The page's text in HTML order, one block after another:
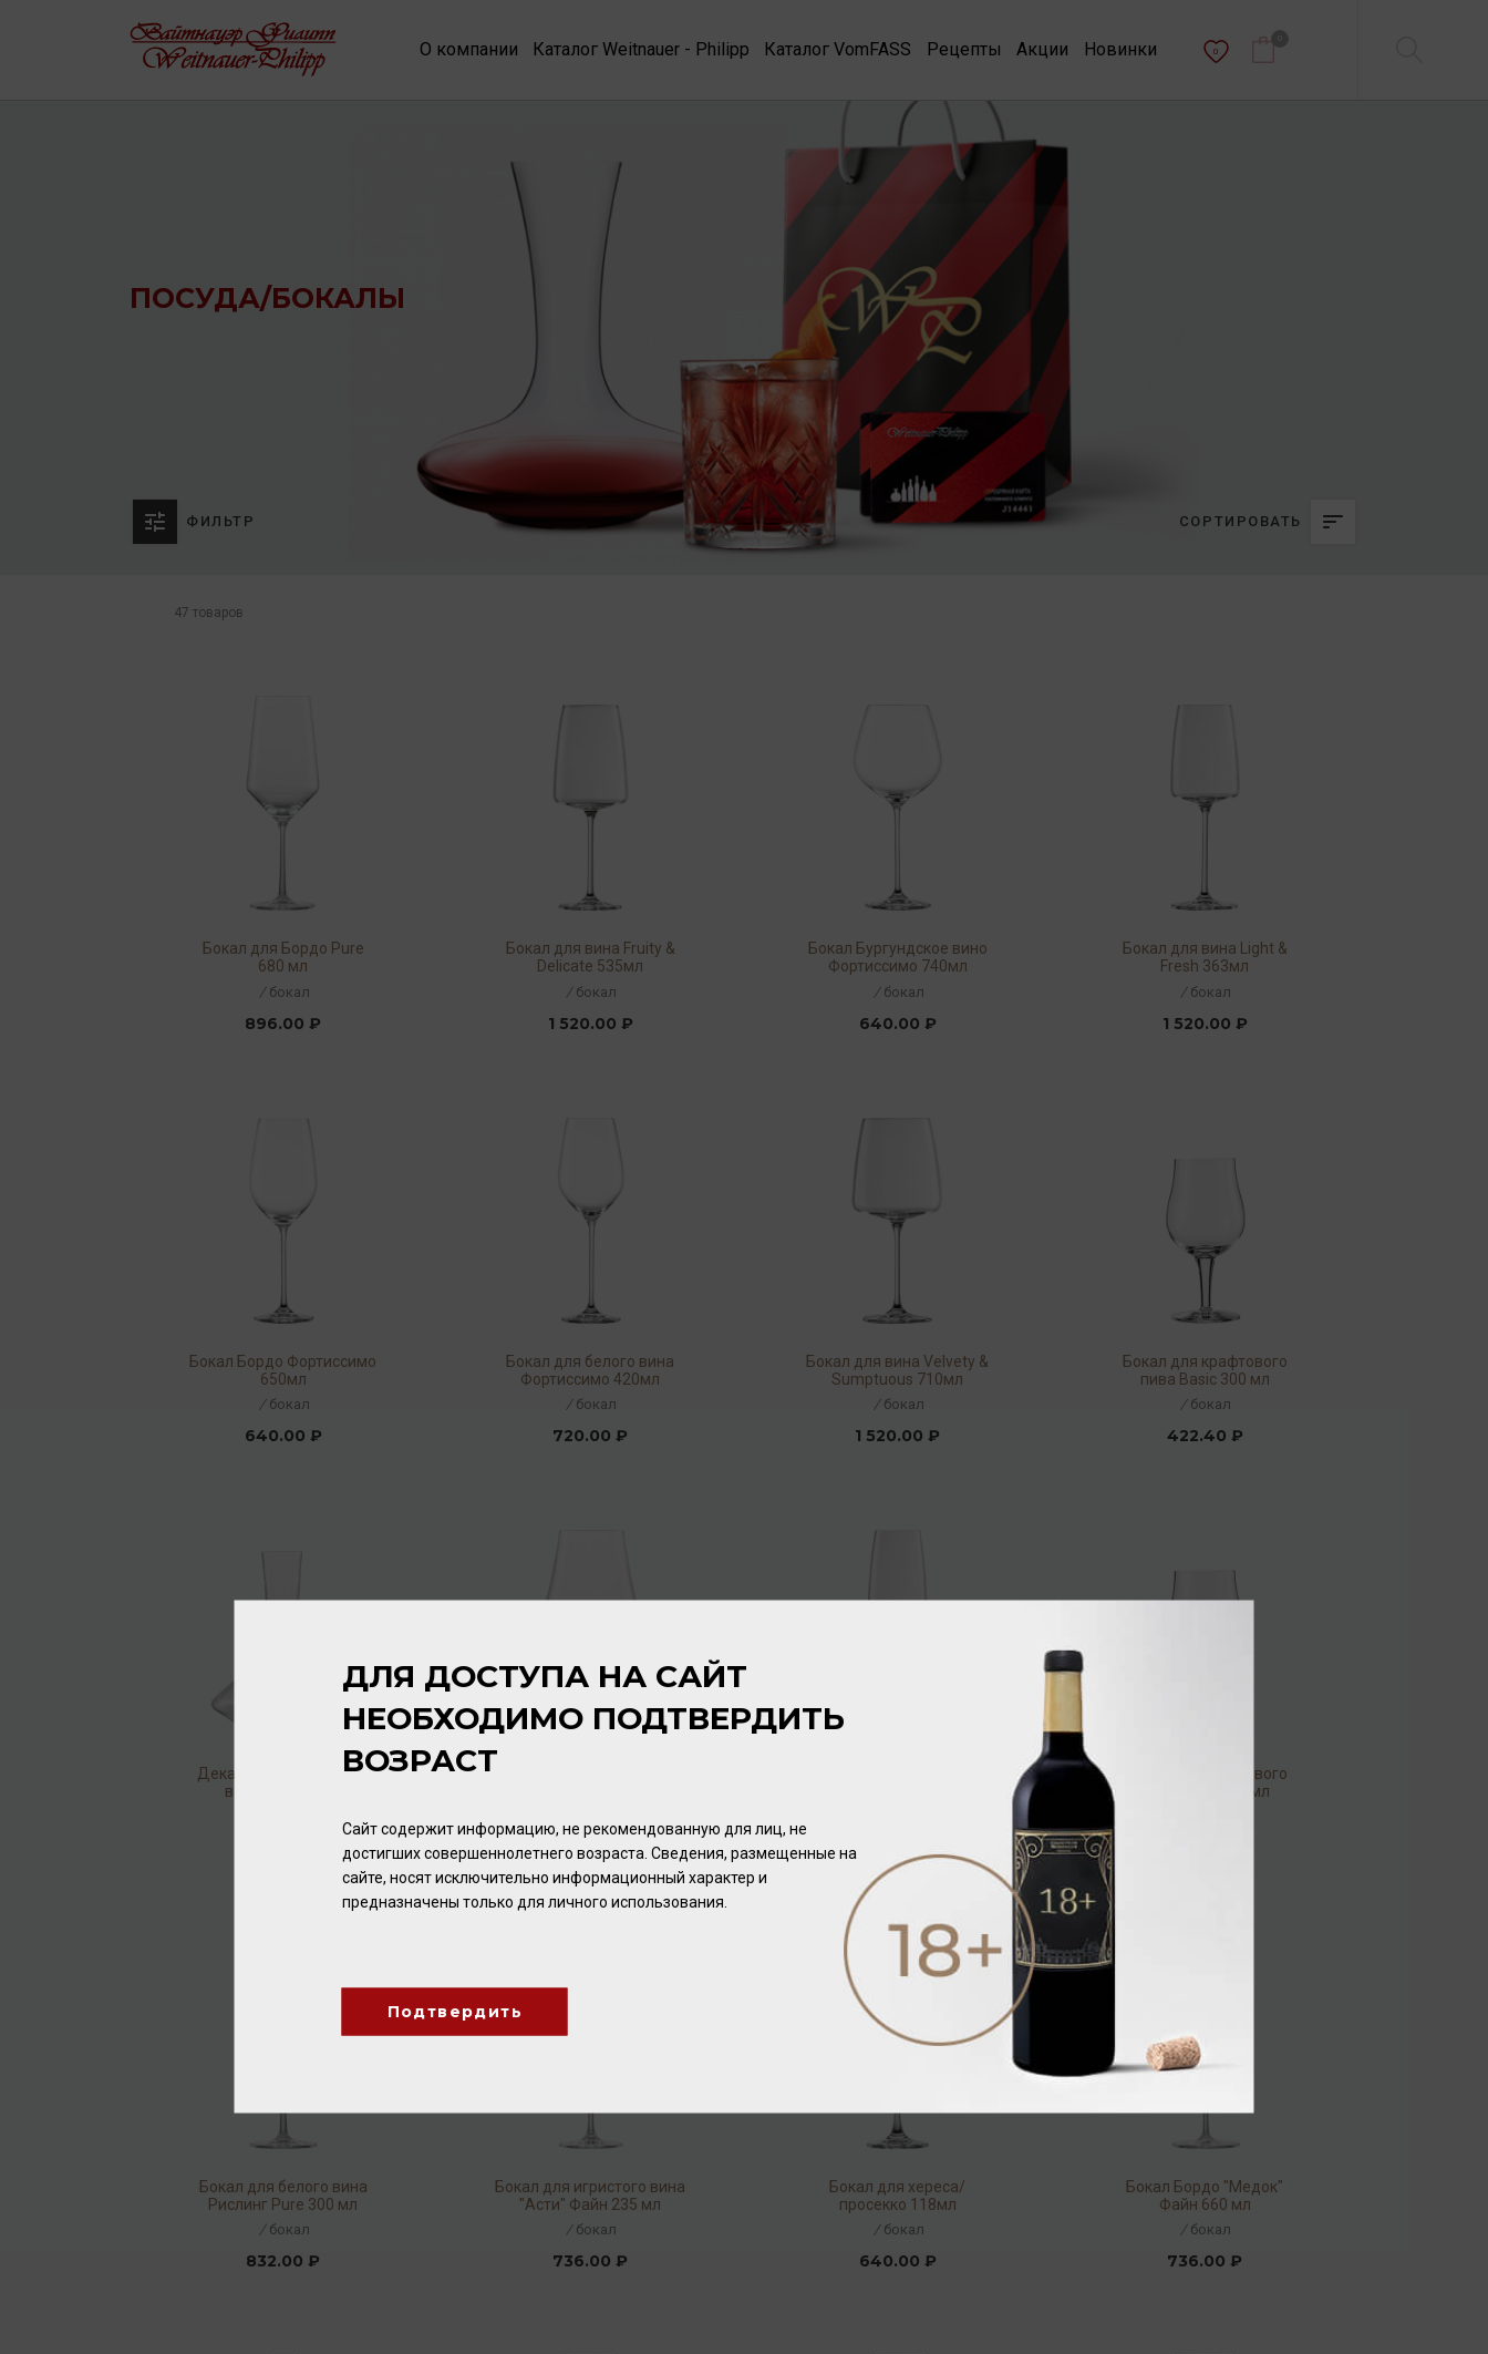
О компании Каталог Weitnauer - Philipp Каталог VomFASS Рецепты Акции Новинки 0
ПОСУДА/БОКАЛЫ
ФИЛЬТР СОРТИРОВАТЬ
47 товаров
Бокал для Бордо Pure
680 мл
/ бокал
896.00 ₽
Бокал для вина Fruity &
Delicate 535мл
/ бокал
1 520.00 ₽
Бокал Бургундское вино
Фортиссимо 740мл
/ бокал
640.00 ₽
Бокал для вина Light &
Fresh 363мл
/ бокал
1 520.00 ₽
Бокал Бордо Фортиссимо
650мл
/ бокал
640.00 ₽
Бокал для белого вина
Фортиссимо 420мл
/ бокал
720.00 ₽
Бокал для вина Velvety &
Sumptuous 710мл
/ бокал
1 520.00 ₽
Бокал для крафтового
пива Basic 300 мл
/ бокал
422.40 ₽
Декантер для красного
вина Pure 0,75 л
688.00 ₽ 1 520.00 ₽
Бокал для крафтового
пива Basic 373 мл
Бокал для белого вина
Рислинг Pure 300 мл
/ бокал
832.00 ₽
Бокал для игристого вина
"Асти" Файн 235 мл
/ бокал
736.00 ₽
Бокал для хереса/
просекко 118мл
/ бокал
640.00 ₽
Бокал Бордо "Медок"
Файн 660 мл
/ бокал
736.00 ₽
ДЛЯ ДОСТУПА НА САЙТ
НЕОБХОДИМО ПОДТВЕРДИТЬ
ВОЗРАСТ
Сайт содержит информацию, не рекомендованную для лиц, не
достигших совершеннолетнего возраста. Сведения, размещенные на
сайте, носят исключительно информационный характер и
предназначены только для личного использования.
Подтвердить